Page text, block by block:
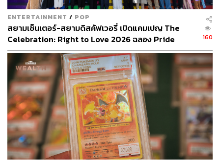
Love is in the Air คือผลงานของ Banksy จากปี 2006 และ
เป็นผลงานที่คุ้นตามากที่สุด โดยเป็นภาพผู้ประท้วงกำลังจะ
ขว้างช่อดอกไม้แทนระเบิดขวด ภาพนี้ได้รับการประมูลไปใน
เดือนพฤษภาคม 2021 ที่ Sotheby’s นิวยอร์ก และเป็นภาพ
แรกๆ ที่สถาบันการประมูลชื่อดังยอมรับการจ่ายด้วยสกุลเงิน
ดิจิทัล Bitcoin และ Ether ก่อนหน้านี้ประมาณการกันว่าภาพ
จะขายได้ในราคาราวๆ 190 ล้านบาท แต่ราคาก็พุ่งทะลุไปถึง
378 ล้านบาท
ENTERTAINMENT / POP
สยามเซ็นเตอร์-สยามดิสคัฟเวอรี่ เปิดแคมเปญ The
Celebration: Right to Love 2026 ฉลอง Pride
Month ใจกลางสยาม [PR News]
160